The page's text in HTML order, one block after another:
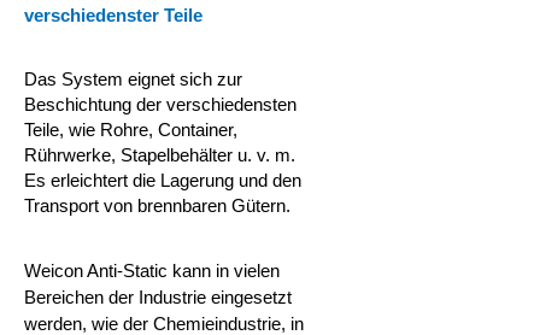
verschiedenster Teile
Das System eignet sich zur
Beschichtung der verschiedensten
Teile, wie Rohre, Container,
Rührwerke, Stapelbehälter u. v. m.
Es erleichtert die Lagerung und den
Transport von brennbaren Gütern.
Weicon Anti-Static kann in vielen
Bereichen der Industrie eingesetzt
werden, wie der Chemieindustrie, in